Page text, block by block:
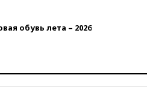
обувь лета – 2026